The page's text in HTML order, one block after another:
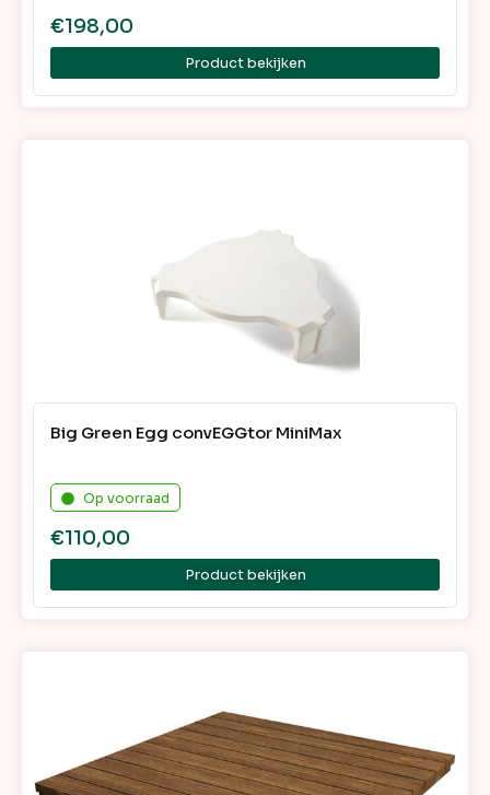
€198,00
Product bekijken
Big Green Egg convEGGtor MiniMax
Op voorraad
€110,00
Product bekijken